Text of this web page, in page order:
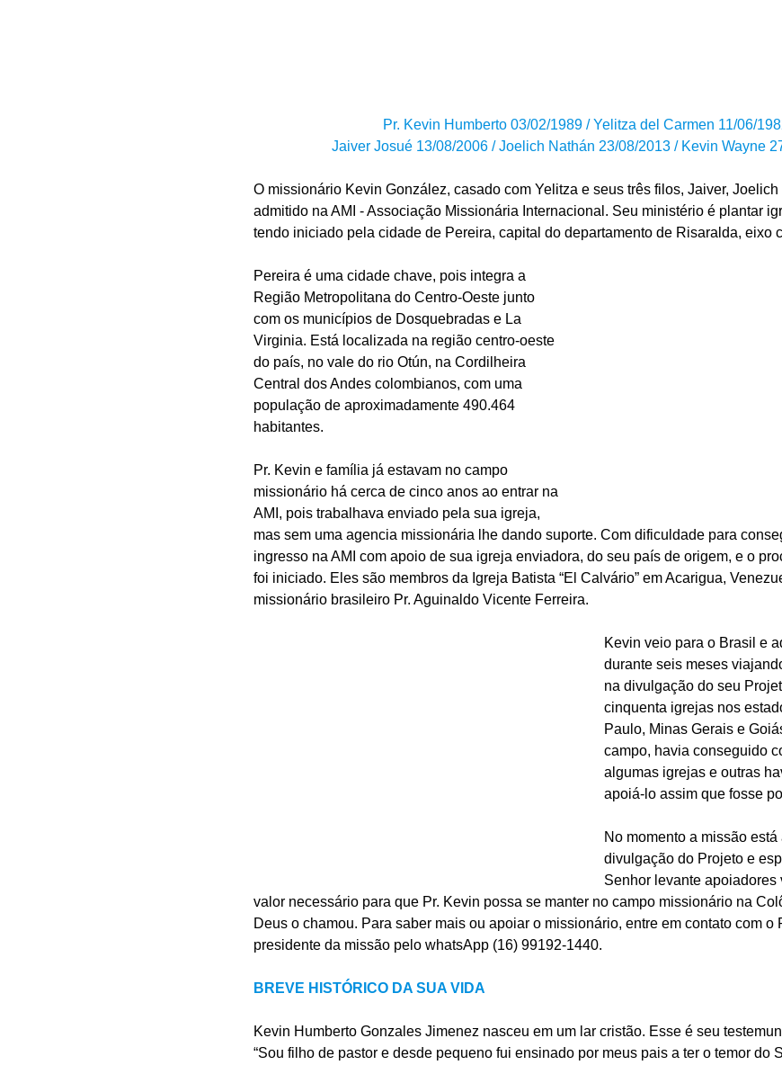
Pr. Kevin Humberto 03/02/1989 / Yelitza del Carmen 11/06/
Jaiver Josué 13/08/2006 / Joelich Nathán 23/08/2013 / Kevin Wayne
O missionário Kevin González, casado com Yelitza e seus três filos, Jaiver, Joelich
admitido na AMI - Associação Missionária Internacional. Seu ministério é plantar
tendo iniciado pela cidade de Pereira, capital do departamento de Risaralda, eixo
Pereira é uma cidade chave, pois integra a
Região Metropolitana do Centro-Oeste junto
com os municípios de Dosquebradas e La
Virginia. Está localizada na região centro-oeste
do país, no vale do rio Otún, na Cordilheira
Central dos Andes colombianos, com uma
população de aproximadamente 490.464
habitantes.
Pr. Kevin e família já estavam no campo
missionário há cerca de cinco anos ao entrar na
AMI, pois trabalhava enviado pela sua igreja,
mas sem uma agencia missionária lhe dando suporte. Com dificuldade para
ingresso na AMI com apoio de sua igreja enviadora, do seu país de origem, e o
foi iniciado. Eles são membros da Igreja Batista “El Calvário” em Acarigua,
missionário brasileiro Pr. Aguinaldo Vicente Ferreira.
Kevin veio para o Brasil e
durante seis meses
na divulgação do seu
cinquenta igrejas nos
Paulo, Minas Gerais e
campo, havia conseguido
algumas igrejas e outras
apoiá-lo assim que fosse
No momento a missão
divulgação do Projeto e
Senhor levante
valor necessário para que Pr. Kevin possa se manter no campo missionário na
Deus o chamou. Para saber mais ou apoiar o missionário, entre em contato com o
presidente da missão pelo whatsApp (16) 99192-1440.
BREVE HISTÓRICO DA SUA VIDA
Kevin Humberto Gonzales Jimenez nasceu em um lar cristão. Esse é seu
“Sou filho de pastor e desde pequeno fui ensinado por meus pais a ter o temor do